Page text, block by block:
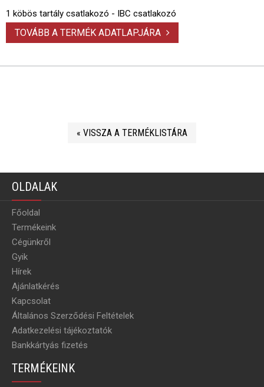
1 köbös tartály csatlakozó - IBC csatlakozó
TOVÁBB A TERMÉK ADATLAPJÁRA
« VISSZA A TERMÉKLISTÁRA
OLDALAK
Főoldal
Termékeink
Cégünkről
Gyik
Hírek
Ajánlatkérés
Kapcsolat
Általános Szerződési Feltételek
Adatkezelési tájékoztatók
Bankkártyás fizetés
TERMÉKEINK